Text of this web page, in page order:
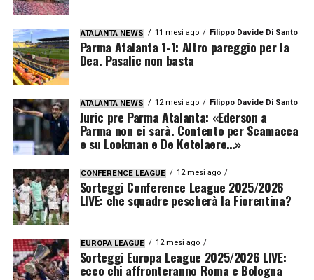
ATALANTA NEWS 11 mesi ago Filippo Davide Di Santo
Parma Atalanta 1-1: Altro pareggio per la
Dea. Pasalic non basta
ATALANTA NEWS 12 mesi ago Filippo Davide Di Santo
Juric pre Parma Atalanta: «Ederson a
Parma non ci sarà. Contento per Scamacca
e su Lookman e De Ketelaere…»
CONFERENCE LEAGUE 12 mesi ago
Sorteggi Conference League 2025/2026
LIVE: che squadre pescherà la Fiorentina?
EUROPA LEAGUE 12 mesi ago
Sorteggi Europa League 2025/2026 LIVE:
ecco chi affronteranno Roma e Bologna